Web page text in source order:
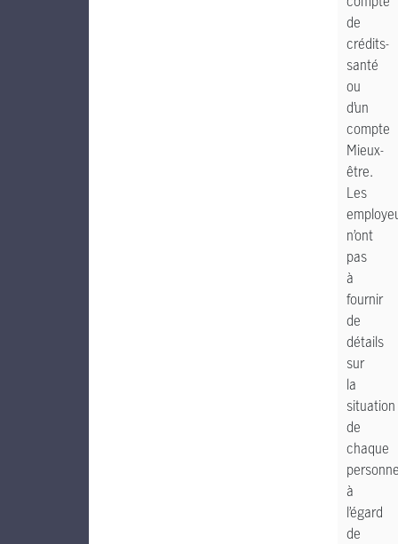
de
crédits-
santé
ou
d’un
compte
Mieux-
être.
Les
n’ont
pas
à
fournir
de
détails
sur
la
situation
de
chaque
à
l’égard
de